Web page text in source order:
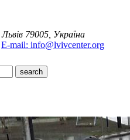
Львів 79005, Україна
E-mail: info@lvivcenter.org
search